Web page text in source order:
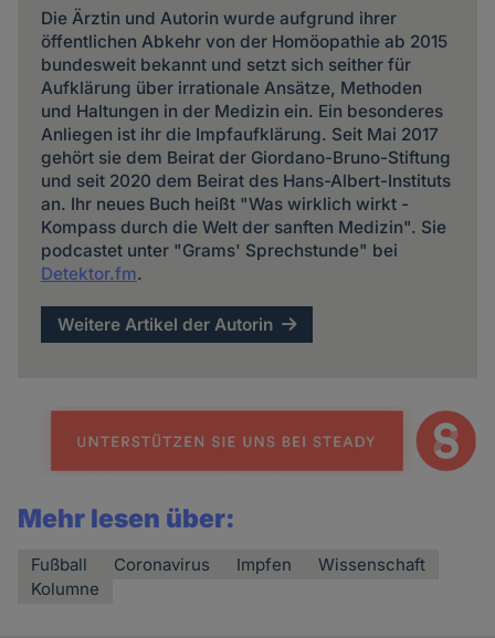
Die Ärztin und Autorin wurde aufgrund ihrer
öffentlichen Abkehr von der Homöopathie ab 2015
bundesweit bekannt und setzt sich seither für
Aufklärung über irrationale Ansätze, Methoden
und Haltungen in der Medizin ein. Ein besonderes
Anliegen ist ihr die Impfaufklärung. Seit Mai 2017
gehört sie dem Beirat der Giordano-Bruno-Stiftung
und seit 2020 dem Beirat des Hans-Albert-Instituts
an. Ihr neues Buch heißt "Was wirklich wirkt -
Kompass durch die Welt der sanften Medizin". Sie
podcastet unter "Grams' Sprechstunde" bei
Detektor.fm.
Weitere Artikel der Autorin
Mehr lesen über:
Fußball Coronavirus Impfen
Wissenschaft
Kolumne